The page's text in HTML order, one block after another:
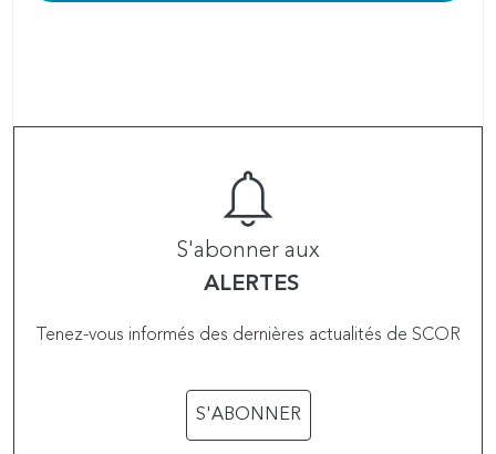
S'abonner aux
ALERTES
Tenez-vous informés des dernières actualités de SCOR
S'ABONNER